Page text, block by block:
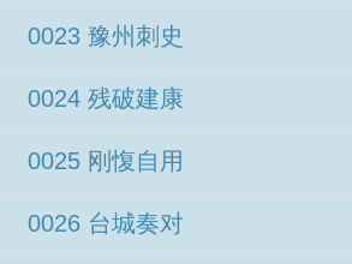
0023 豫州刺史
0024 残破建康
0025 刚愎自用
0026 台城奏对